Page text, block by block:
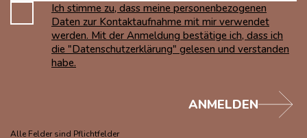
Ich stimme zu, dass meine personenbezogenen
Daten zur Kontaktaufnahme mit mir verwendet
werden. Mit der Anmeldung bestätige ich, dass ich
die "Datenschutzerklärung" gelesen und verstanden
habe.
Alle Felder sind Pflichtfelder
ANMELDEN